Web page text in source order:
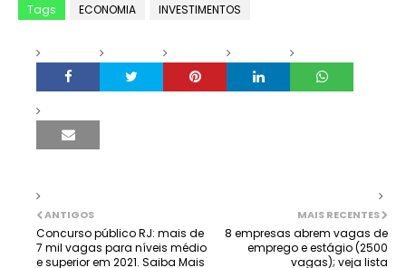
Tags ECONOMIA INVESTIMENTOS
MAIS RECENTES
8 empresas abrem vagas de
emprego e estágio (2500
vagas); veja lista
ANTIGOS
Concurso público RJ: mais de
7 mil vagas para níveis médio
e superior em 2021. Saiba Mais